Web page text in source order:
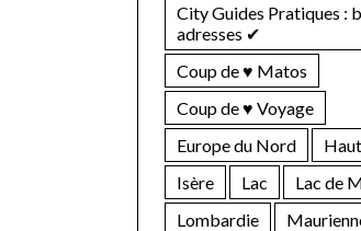
City Guides Pratiques :
adresses ✔︎
Coup de ♥ Matos
Coup de ♥ Voyage
Europe du Nord
Isère
Lac
Lac de
Lombardie